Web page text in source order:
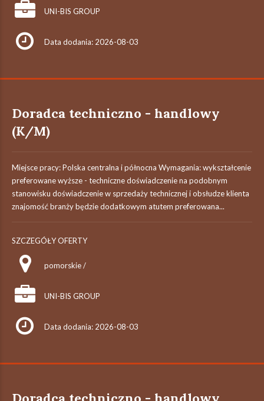
UNI-BIS GROUP
Data dodania: 2026-08-03
Doradca techniczno - handlowy
(K/M)
Miejsce pracy: Polska centralna i północna Wymagania: wykształcenie
preferowane wyższe - techniczne doświadczenie na podobnym
stanowisku doświadczenie w sprzedaży technicznej i obsłudze klienta
znajomość branży będzie dodatkowym atutem preferowana...
SZCZEGÓŁY OFERTY
pomorskie /
UNI-BIS GROUP
Data dodania: 2026-08-03